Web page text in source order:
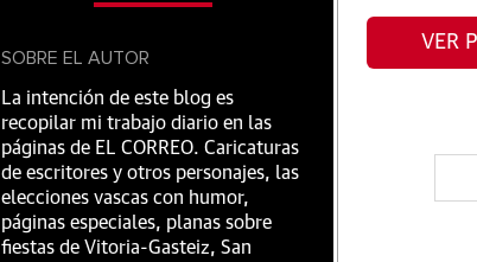
VER
SOBRE EL AUTOR
La intención de este blog es
recopilar mi trabajo diario en las
páginas de EL CORREO. Caricaturas
de escritores y otros personajes, las
elecciones vascas con humor,
páginas especiales, planas sobre
fiestas de Vitoria-Gasteiz, San